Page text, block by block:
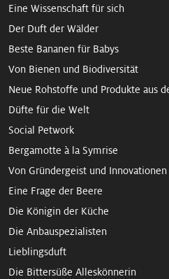
Eine Wissenschaft für sich
Der Duft der Wälder
Beste Bananen für Babys
Von Bienen und Biodiversität
Neue Rohstoffe und Produkte aus
Düfte für die Welt
Social Petwork
Bergamotte à la Symrise
Von Gründergeist und Innovationen
Eine Frage der Beere
Die Königin der Küche
Die Anbauspezialisten
Lieblingsduft
Die Bittersüße Alleskönnerin